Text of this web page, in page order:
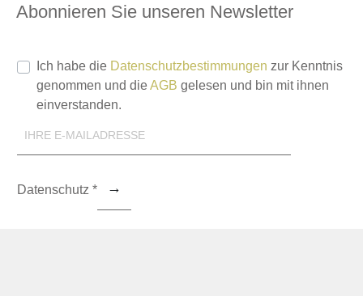
Abonnieren Sie unseren Newsletter
Datenschutz *
Ich habe die Datenschutzbestimmungen zur Kenntnis
genommen und dieAGB gelesen und bin mit ihnen
einverstanden.